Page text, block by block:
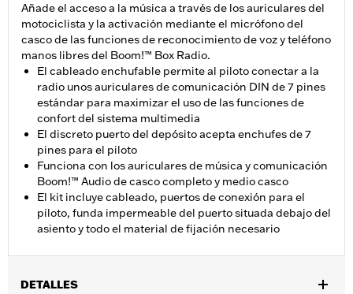
Añade el acceso a la música a través de los auriculares del
motociclista y la activación mediante el micrófono del
casco de las funciones de reconocimiento de voz y teléfono
manos libres del Boom!™ Box Radio.
El cableado enchufable permite al piloto conectar a la
radio unos auriculares de comunicación DIN de 7 pines
estándar para maximizar el uso de las funciones de
confort del sistema multimedia
El discreto puerto del depósito acepta enchufes de 7
pines para el piloto
Funciona con los auriculares de música y comunicación
Boom!™ Audio de casco completo y medio casco
El kit incluye cableado, puertos de conexión para el
piloto, funda impermeable del puerto situada debajo del
asiento y todo el material de fijación necesario
DETALLES